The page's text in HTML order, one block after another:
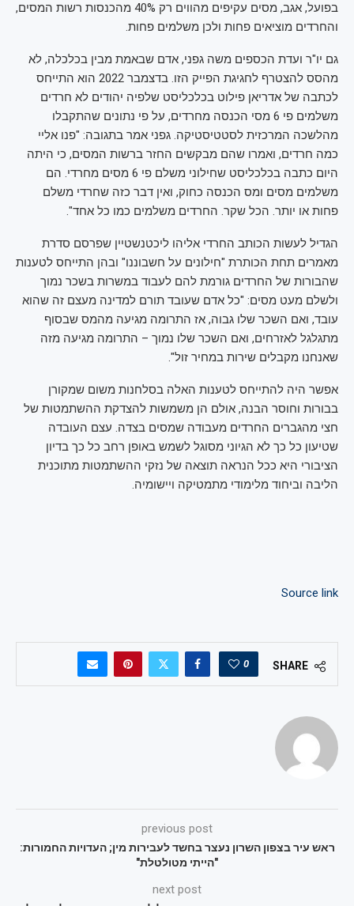
בפועל, אגב, מסים עקיפים מהווים רק 40% מהכנסות רשות המסים,
והחרדים מוציאים פחות ולכן משלמים פחות.
גם יו"ר ועדת הכספים משה גפני, אדם שבאמת מבין בכלכלה, לא
מהסס להצטרף לחגיגת הפייק הזו. בדצמבר 2022 הוא התייחס
לכתבה של אדריאן פילוט בכלכליסט שלפיה יהודים לא חרדים
משלמים פי 6 מסי הכנסה מחרדים, על פי נתונים שהתקבלו
מהלשכה המרכזית לסטטיסטיקה. גפני אמר בתגובה: "פנו אליי
כמה חרדים, ואמרו שהם מבקשים החזר ברשות המסים, כי היתה
היום כתבה בכלכליסט שחילוני משלם פי 6 מסים מחרדי. הם
משלמים מסים ומס הכנסה כחוק, ואין דבר כזה שחרדי משלם
פחות או יותר. הכל שקר. החרדים משלמים כמו כל אחד".
הגדיל לעשות הכותב החרדי אליהו ליכטנשטיין שפרסם סדרת
מאמרים תחת הכותרת "חילונים על חשבוננו" ובהן התייחס לטענות
שהבורות של החרדים גורמת להם לעבוד במשרות בשכר נמוך
ולשלם מעט מסים: "כל אדם שעובד תורם למדינה מעצם זה שהוא
עובד, ואם השכר שלו גבוה, אז התרומה מגיעה מהמס שבסוף
מתגלגל לאזרחים, ואם השכר שלו נמוך – התרומה מגיעה מזה
שאנחנו מקבלים שירות במחיר זול".
אפשר היה להתייחס לטענות האלה בסלחנות משום שמקורן
בבורות וחוסר הבנה, אולם הן משמשות להצדקת ההשתמטות של
חצי מהגברים החרדים מעבודה שמסים בצדה. עצם העובדה
שטיעון כל כך לא הגיוני מסוגל לשמש באופן רחב כל כך בדיון
הציבורי היא ככל הנראה תוצאה של נזקי ההשתמטות מתוכנית
הליבה וביחוד מלימודי מתמטיקה ויישומיה.
Source link
SHARE
0
previous post
ראש עיר בצפון השרון נעצר בחשד לעבירות מין; העדויות החמורות:
"הייתי מטולטלת"
next post